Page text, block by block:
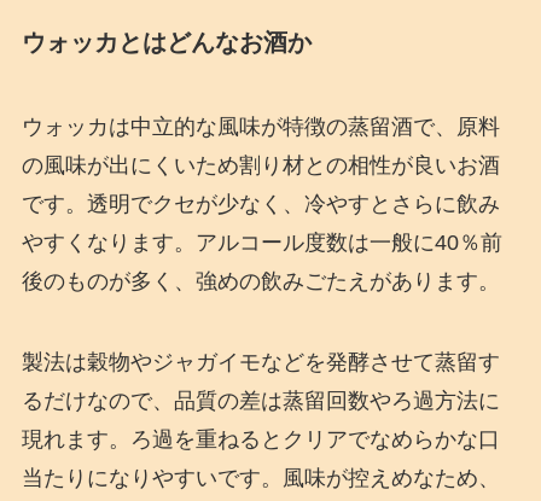
ウォッカとはどんなお酒か
ウォッカは中立的な風味が特徴の蒸留酒で、原料
の風味が出にくいため割り材との相性が良いお酒
です。透明でクセが少なく、冷やすとさらに飲み
やすくなります。アルコール度数は一般に40％前
後のものが多く、強めの飲みごたえがあります。
製法は穀物やジャガイモなどを発酵させて蒸留す
るだけなので、品質の差は蒸留回数やろ過方法に
現れます。ろ過を重ねるとクリアでなめらかな口
当たりになりやすいです。風味が控えめなため、